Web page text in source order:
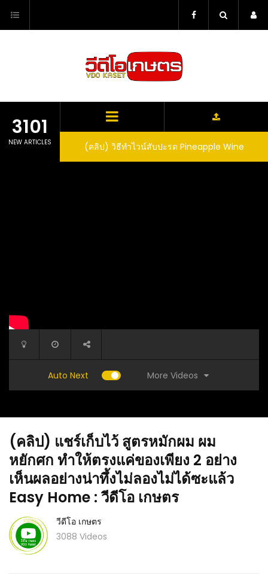
content
3101
NEW ARTICLES
ปในถัง จะได้ผล
expect that
(คลิป) วิธีทำไวน์สับปะรด Pineapple Wine
Auto Next More Videos
(คลิป) อลังการงานสร้าง!! สุดยอดสวนองุ่นเมือง
ศรีฯ..ของดีภาคอีสาน : วีดีโอ เกษตร
(คลิป) แชร์เก็บไว้ สูตรหมักผม ผม
หยักศก ทําให้ตรงแค่ของเพียง 2 อย่าง
เห็นผลอย่างน่าทึ้งไม่ลองไม่ได้ซะแล้ว
Easy Home : วีดีโอ เกษตร
วีดีโอ เกษตร
3088 Videos